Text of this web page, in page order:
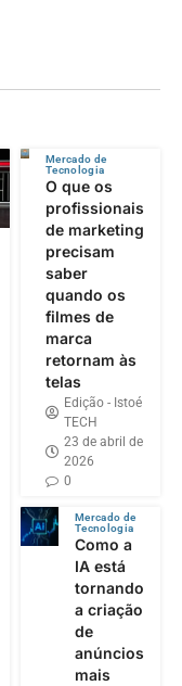
Mercado de
Tecnologia
O que os
profissionais
de marketing
precisam
saber
quando os
filmes de
marca
retornam às
telas
Edição - Istoé
TECH
23 de abril de
2026
0
Mercado de
Tecnologia
Como a
IA está
tornando
a criação
de
anúncios
mais